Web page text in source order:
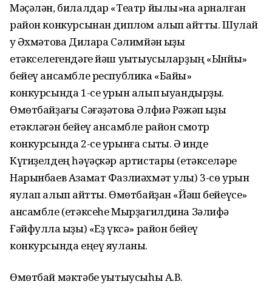
Мәҫәлән, билалдар «Театр йылы»на арналған
район конкурсынан диплом алып ҡайтты. Шулай
уҡ Әхмәтова Дилара Сәлимйән ҡыҙы
етәкселегендәге йәш уҡытыусыларҙың «Ынйы»
бейеү ансамбле республика «Байыҡ»
конкурсында 1-се урын алып ҡыуандырҙы.
Өмөтбайҙағы Сәғәҙәтова Әлфиә Рәжәп ҡыҙы
етәкләгән бейеү ансамбле район смотр
конкурсында 2-се урынға сыҡты. Ә инде
Күгиҙелдең һәүәҫкәр артистары (етәкселәре
Нарынбаев Азамат Фазлиәхмәт улы) 3-сө урын
яулап алып ҡайтты. Өмөтбайҙан «Йәш бейеүсе»
ансамбле (етәксеһе Мырҙагилдина Зәлифә
Ғәйфулла ҡыҙы) «Еҙ үксә» район бейеү
конкурсында еңеү яуланы.
Өмөтбай мәктәбе уҡытыусыһы А.В.